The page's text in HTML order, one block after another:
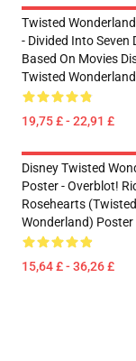
Twisted
- Divided Into Seven
Based On Movies
Twisted
19,75 £ - 22,91 £
Disney Twisted
Poster - Overblot!
Rosehearts (Twisted
Wonderland) Poster
15,64 £ - 36,26 £